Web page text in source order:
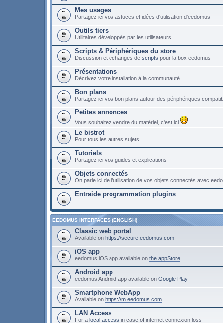
Mes usages
Partagez ici vos astuces et idées d'utilisation d'eedomus
Outils tiers
Utilitaires développés par les utilisateurs
Scripts & Périphériques du store
Discussion et échanges de scripts pour la box eedomus
Présentations
Décrivez votre installation à la communauté
Bon plans
Partagez ici vos bon plans autour des périphériques
Petites annonces
Vous souhaitez vendre du matériel, c'est ici
Le bistrot
Pour tous les autres sujets
Tutoriels
Partagez ici vos guides et explications
Objets connectés
On parle ici de l’utilisation de vos objets connectés avec
Entraide programmation plugins
EEDOMUS INTERFACES (ENGLISH)
Classic web portal
Available on https://secure.eedomus.com
iOS app
eedomus iOS app available on the appStore
Android app
eedomus Android app available on Google Play
Smartphone WebApp
Available on https://m.eedomus.com
LAN Access
For a local access in case of internet connexion loss